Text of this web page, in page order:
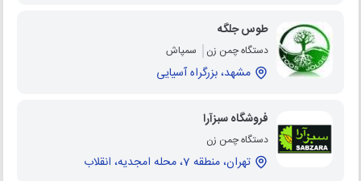
طوس جلگه
دستگاه چمن زن سمپاش
مشهد، بزرگراه آسیایی
فروشگاه سبزآرا
دستگاه چمن زن
تهران، منطقه 7، محله امجدیه، انقلاب